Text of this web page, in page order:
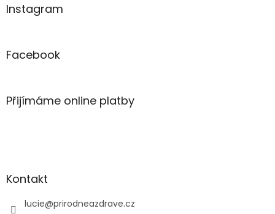
Instagram
Facebook
Přijímáme online platby
Kontakt
lucie@prirodneazdrave.cz